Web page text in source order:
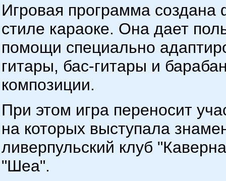
Игровая программа
стиле караоке. Она дает
помощи специально
гитары, бас-гитары и
композиции.
При этом игра переносит
на которых выступала
ливерпульский клуб
"Шеа".